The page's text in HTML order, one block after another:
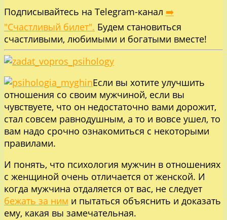
Подписывайтесь на Telegram-канал ➡️
"Счастливый билет". Будем становиться
счастливыми, любимыми и богатыми вместе!
Если вы хотите улучшить
отношения со своим мужчиной, если вы
чувствуете, что он недостаточно вами дорожит,
стал совсем равнодушным, а то и вовсе ушел, то
вам надо срочно ознакомиться с некоторыми
правилами.
И понять, что психология мужчин в отношениях
с женщиной очень отличается от женской. И
когда мужчина отдаляется от вас, не следует
бежать за ним и пытаться объяснить и доказать
ему, какая вы замечательная.